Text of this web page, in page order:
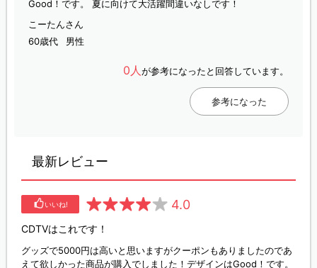
Good！です。 夏に向けて大活躍間違いなしです！
こーたんさん
60歳代
男性
0人が参考になったと回答しています。
参考になった
最新レビュー
いいね! 4.0
CDTVはこれです！
グッズで5000円は高いと思いますがクーポンもありましたのであ
えて欲しかった商品が購入でしました！デザインはGood！です。